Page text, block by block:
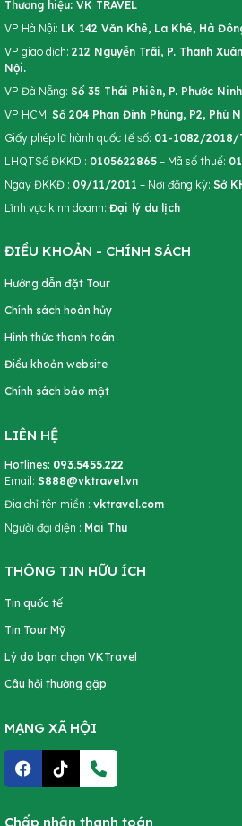
Thương hiệu: VK TRAVEL
VP Hà Nội: LK 142 Văn Khê, La Khê, Hà
VP giao dịch: 212 Nguyễn Trãi, P. Thanh
Nội.
VP Đà Nẵng: Số 35 Thái Phiên, P. Phước
VP HCM: Số 204 Phan Đình Phùng, P2, Phú
Giấy phép lữ hành quốc tế số: 01-1082/2018/
LHQTSố ĐKKD : 0105622865 – Mã số thuế:
Ngày ĐKKĐ : 09/11/2011 – Nơi đăng ký: Sở
Lĩnh vực kinh doanh: Đại lý du lịch
ĐIỀU KHOẢN - CHÍNH SÁCH
Hướng dẫn đặt Tour
Chính sách hoàn hủy
Hình thức thanh toán
Điều khoản website
Chính sách bảo mật
LIÊN HỆ
Hotlines: 093.5455.222
Email: S888@vktravel.vn
Đia chỉ tên miền : vktravel.com
Người đại diện : Mai Thu
THÔNG TIN HỮU ÍCH
Tin quốc tế
Tin Tour Mỹ
Lý do bạn chọn VKTravel
Câu hỏi thường gặp
MẠNG XÃ HỘI
Chấp nhận thanh toán